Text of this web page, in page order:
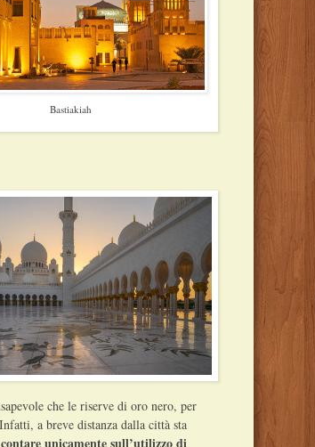
Bastiakiah
che le riserve di oro nero, per
a breve distanza dalla città sta
unicamente sull’utilizzo di